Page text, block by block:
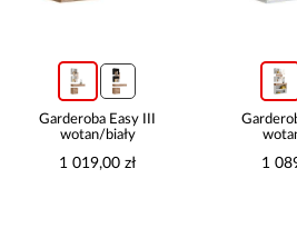
Garderoba Easy III
wotan/biały
1 019,00 zł 1